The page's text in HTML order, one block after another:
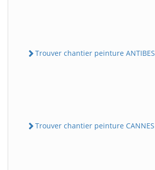
Trouver chantier peinture ANTIBES
Trouver chantier peinture CANNES